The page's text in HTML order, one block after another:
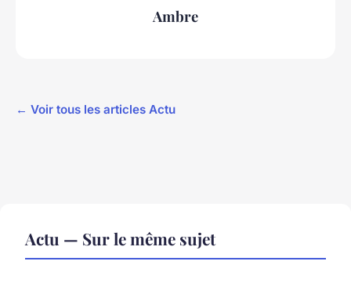
Ambre
← Voir tous les articles Actu
Actu — Sur le même sujet